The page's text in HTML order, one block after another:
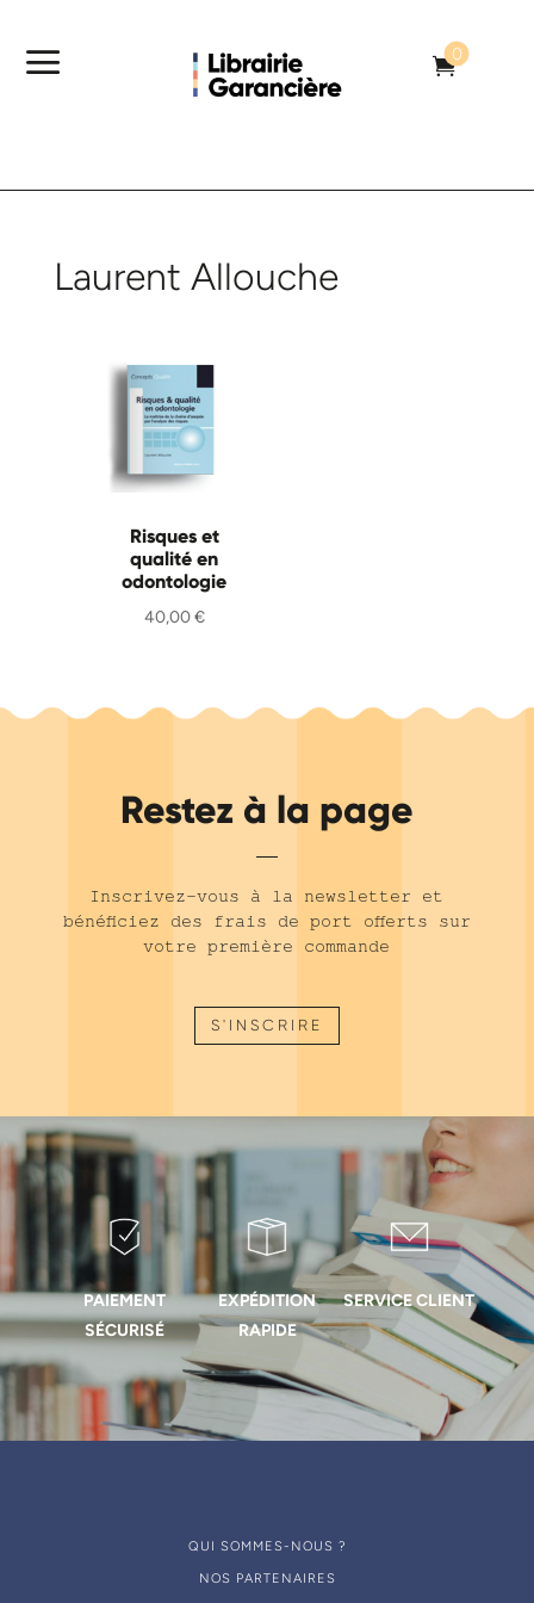
a 
0
Laurent Allouche
Risques et
qualité en
odontologie
40,00€
Restez à la page
Inscrivez-vous à la newsletter et
bénéficiez des frais de port offerts sur
votre première commande
S'INSCRIRE
PAIEMENT
SÉCURISÉ
EXPÉDITION
RAPIDE
SERVICE CLIENT
QUI SOMMES-NOUS ?
NOS PARTENAIRES